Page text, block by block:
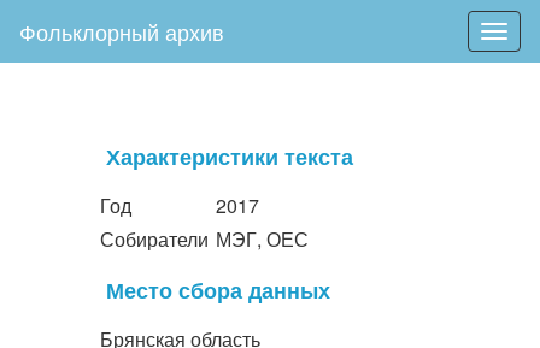
Фольклорный архив
Характеристики текста
Год
2017
Собиратели МЭГ, ОЕС
Место сбора данных
Брянская область